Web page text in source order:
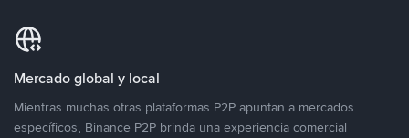
Mercado global y local
Mientras muchas otras plataformas P2P apuntan a mercados
específicos, Binance P2P brinda una experiencia comercial